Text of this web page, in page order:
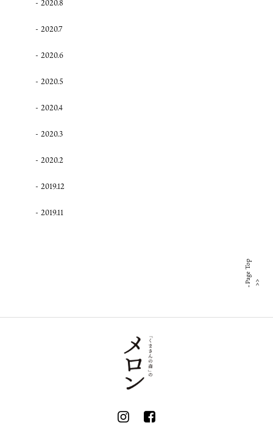
2020.8
2020.7
2020.6
2020.5
2020.4
2020.3
2020.2
2019.12
2019.11
Page Top